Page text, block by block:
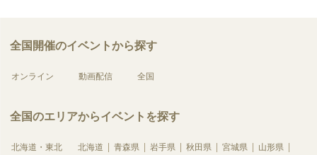
全国開催のイベントから探す
オンライン 動画配信 全国
全国のエリアからイベントを探す
北海道・東北 北海道 青森県 岩手県 秋田県 宮城県
山形県